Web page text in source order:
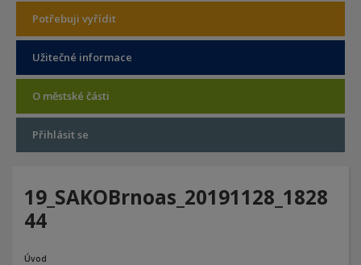
Potřebuji vyřídit
Užitečné informace
O městské části
Přihlásit se
19_SAKOBrnoas_20191128_1828
44
Úvod